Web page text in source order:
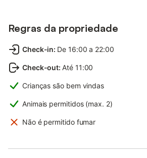
Regras da propriedade
Check-in: De 16:00 a 22:00
Check-out: Até 11:00
Crianças são bem vindas
Animais permitidos (max. 2)
Não é permitido fumar